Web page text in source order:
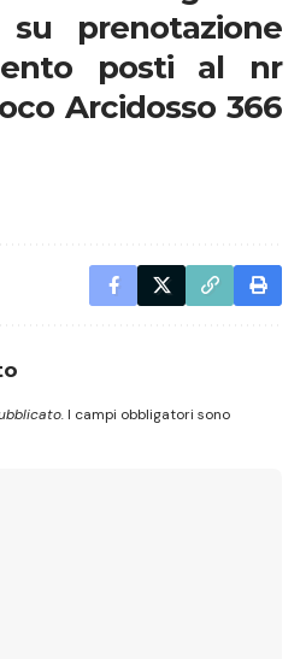
prenotazione
posti al nr
Arcidosso 366
I campi obbligatori sono